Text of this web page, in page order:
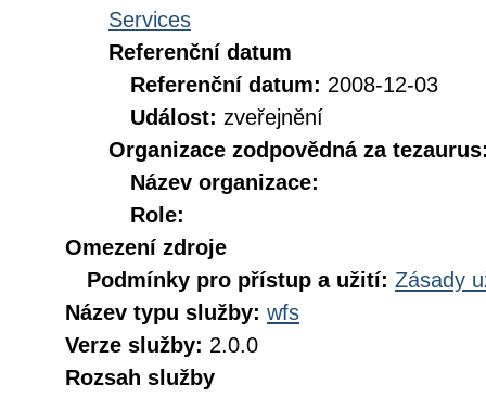
Services
Referenční datum
Referenční datum: 2008-12-03
Událost: zveřejnění
Organizace zodpovědná za
Název organizace:
Role:
Omezení zdroje
Podmínky pro přístup a užití: Zásady
Název typu služby: wfs
Verze služby: 2.0.0
Rozsah služby